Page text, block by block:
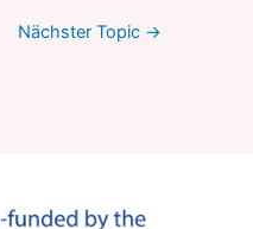
Nächster Topic →